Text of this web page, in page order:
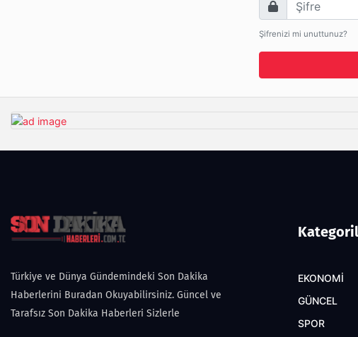
Şifrenizi mi unuttunuz?
Türkiye ve Dünya Gündemindeki Son Dakika
Haberlerini Buradan Okuyabilirsiniz. Güncel ve
Tarafsız Son Dakika Haberleri Sizlerle
EKONOMİ
GÜNCEL
SPOR